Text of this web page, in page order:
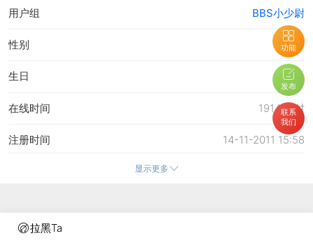
拉黑Ta
功能
发布
联系
我们
用户组 BBS小少尉
保密
性别
-
生日
1914 小时
在线时间
14-11-2011 15:58
注册时间
上次发表时间
显示更多